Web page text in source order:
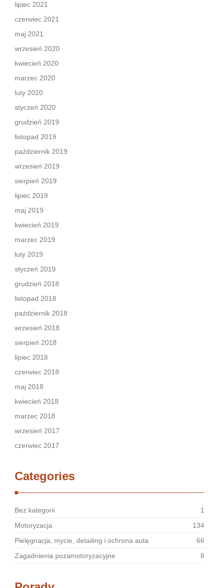
lipiec 2021
czerwiec 2021
maj 2021
wrzesień 2020
kwiecień 2020
marzec 2020
luty 2020
styczeń 2020
grudzień 2019
listopad 2019
październik 2019
wrzesień 2019
sierpień 2019
lipiec 2019
maj 2019
kwiecień 2019
marzec 2019
luty 2019
styczeń 2019
grudzień 2018
listopad 2018
październik 2018
wrzesień 2018
sierpień 2018
lipiec 2018
czerwiec 2018
maj 2018
kwiecień 2018
marzec 2018
wrzesień 2017
czerwiec 2017
Categories
Bez kategorii
1
Motoryzacja
134
Pielęgnacja, mycie, detailing i ochrona auta
66
Zagadnienia pozamotoryzacyjne
8